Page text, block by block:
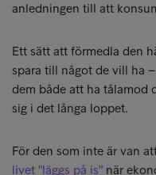
anledningen till att
Ett sätt att förmedla den
spara till något de vill ha
dem både att ha tålamod
sig i det långa loppet.
För den som inte är van
livet "läggs på is" när